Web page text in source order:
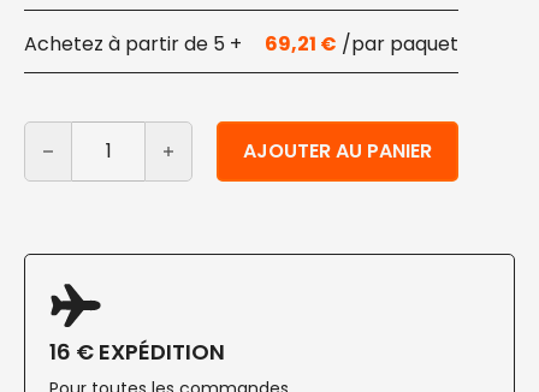
5 + 69,21 €
quantité de Plateaux de restauration en plastique dur
AJOUTER AU PANIER
Alternative:
16 € EXPÉDITION